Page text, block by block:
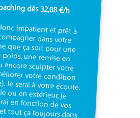
dès 32,08 €/h
impatient et prêt à
dans votre
que ça soit pour une
poids, une remise en
encore sculpter votre
votre condition
Je serai à votre écoute.
ou en extérieur, je
en fonction de vos
tout ça toujours dans